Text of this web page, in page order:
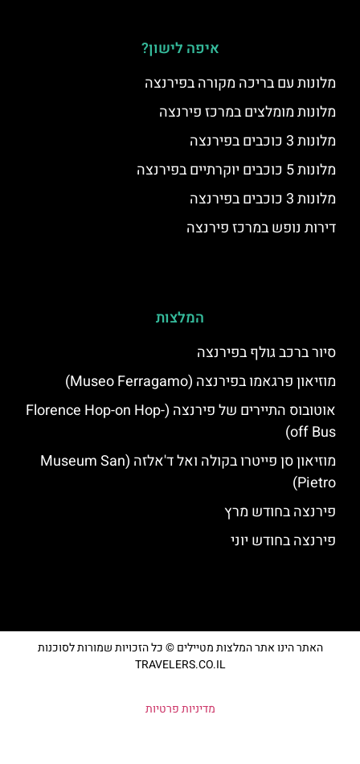
איפה לישון?
מלונות עם בריכה מקורה בפירנצה
מלונות מומלצים במרכז פירנצה
מלונות 3 כוכבים בפירנצה
מלונות 5 כוכבים יוקרתיים בפירנצה
מלונות 3 כוכבים בפירנצה
דירות נופש במרכז פירנצה
המלצות
סיור ברכב גולף בפירנצה
מוזיאון פרגאמו בפירנצה (Museo Ferragamo)
אוטובוס התיירים של פירנצה (Florence Hop-on Hop-
off Bus)
מוזיאון סן פייטרו בקולה ואל ד'אלזה (Museum San
Pietro)
פירנצה בחודש מרץ
פירנצה בחודש יוני
האתר הינו אתר המלצות מטיילים © כל הזכויות שמורות לסוכנות
TRAVELERS.CO.IL
מדיניות פרטיות